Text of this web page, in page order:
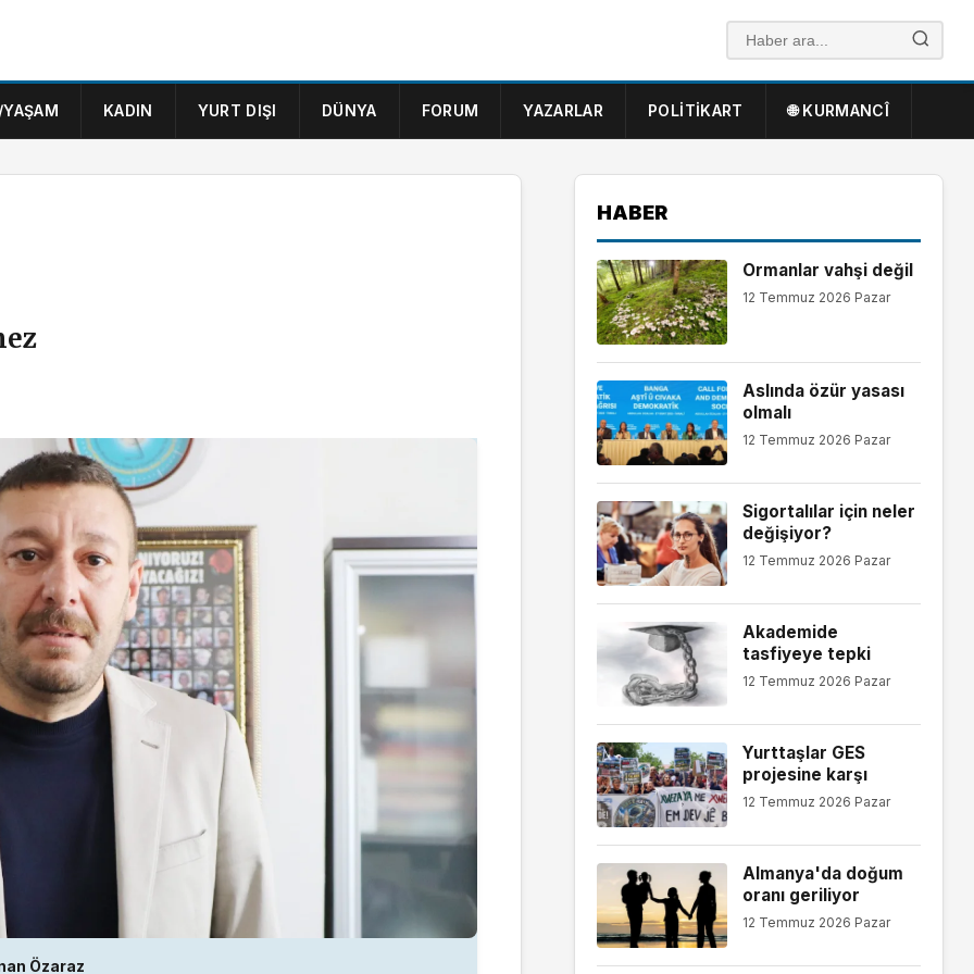
KADIN YURT DIŞI DÜNYA FORUM YAZARLAR POLITIKART 🌐 KURMANCÎ
Özaraz
HABER
Ormanlar vahşi değil
12 Temmuz 2026 Pazar
Aslında özür yasası
olmalı
12 Temmuz 2026 Pazar
Sigortalılar için neler
değişiyor?
12 Temmuz 2026 Pazar
Akademide
tasfiyeye tepki
12 Temmuz 2026 Pazar
Yurttaşlar GES
projesine karşı
12 Temmuz 2026 Pazar
Almanya'da doğum
oranı geriliyor
12 Temmuz 2026 Pazar